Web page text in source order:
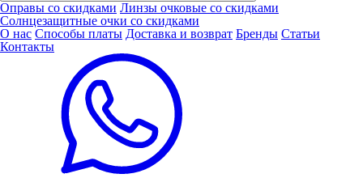
Оправы со скидками Линзы очковые со скидками
Солнцезащитные очки со скидками
О нас Способы платы Доставка и возврат Бренды Статьи
Контакты